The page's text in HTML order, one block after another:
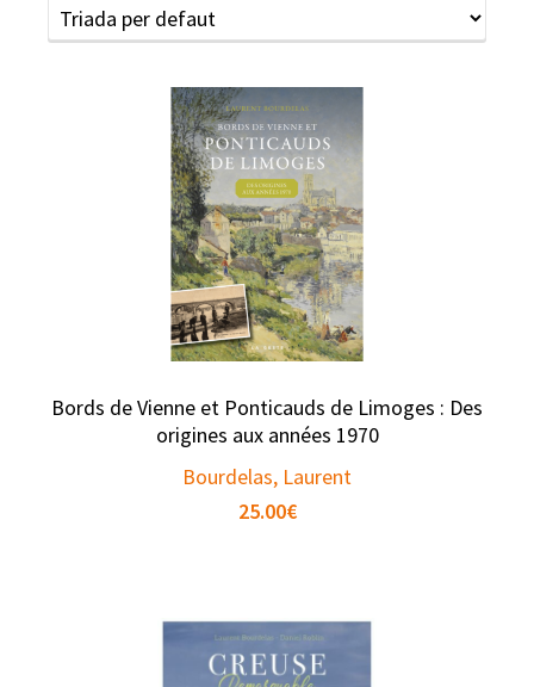
Bords de Vienne et Ponticauds de Limoges : Des
origines aux années 1970
Bourdelas, Laurent
25.00€